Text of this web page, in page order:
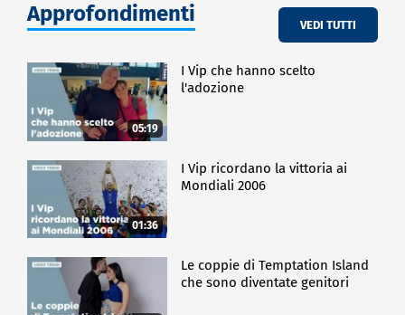
Approfondimenti VEDI TUTTI
05:19
I Vip che hanno scelto
l'adozione
01:36
I Vip ricordano la vittoria ai
Mondiali 2006
Le coppie di Temptation Island
che sono diventate genitori